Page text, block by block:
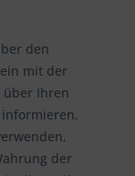
den
mit der
über Ihren
der